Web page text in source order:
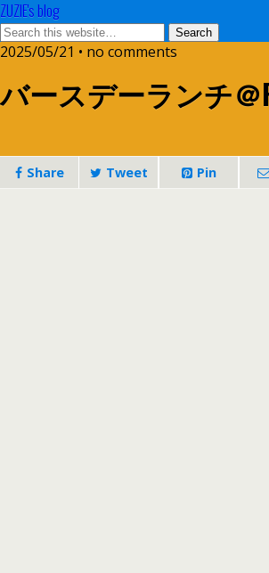
ZUZIE's blog
2025/05/21 • no comments
バースデーランチ＠
Share Tweet Pin